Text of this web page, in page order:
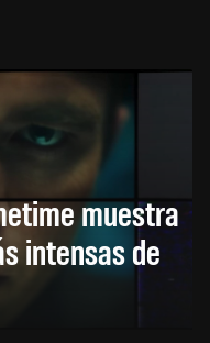
muestra
intensas de